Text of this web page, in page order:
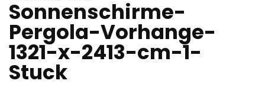
Sonnenschirme-
Pergola-Vorhange-
1321-x-2413-cm-1-
Stuck